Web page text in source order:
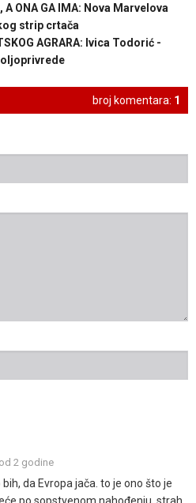
A ONA GA IMA: Nova Marvelova
strip crtača
AGRARA: Ivica Todorić -
broj komentara: 1
2 godine
da Evropa jača. to je ono što je